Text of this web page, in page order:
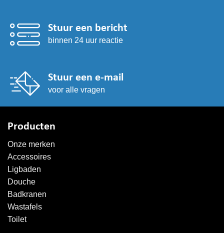
Stuur een bericht
binnen 24 uur reactie
Stuur een e-mail
voor alle vragen
Producten
Onze merken
Accessoires
Ligbaden
Douche
Badkranen
Wastafels
Toilet